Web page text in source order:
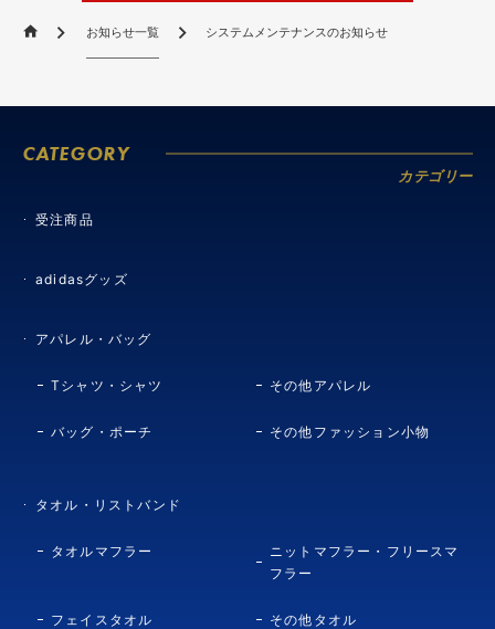
CATEGORY
カテゴリー
受注商品
adidasグッズ
アパレル・バッグ
Tシャツ・シャツ その他アパレル
バッグ・ポーチ その他ファッション小物
タオル・リストバンド
タオルマフラー
ニットマフラー・フリースマ
フラー
フェイスタオル その他タオル
お知らせ一覧 システムメンテナンスのお知らせ